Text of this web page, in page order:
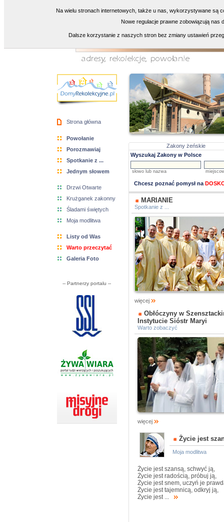
Strona główna
Powołanie
Porozmawiaj
Spotkanie z ...
Jednym słowem
Drzwi Otwarte
Krużganek zakonny
Śladami świętych
Moja modlitwa
Listy od Was
Warto przeczytać
Galeria Foto
-- Partnerzy portalu --
Zakony żeńskie
Wyszukaj Zakony w Polsce
słowo lub nazwa
Chcesz poznać pomysł na
MARIANIE
Spotkanie z ...
więcej
Obłóczyny w
Instytucie Sióstr Maryi
Warto zobaczyć
więcej
Życie jest
Moja modlitwa
Życie jest szansą, schwyć ją,
Życie jest radością, próbuj ją,
Życie jest snem, uczyń je
Życie jest tajemnicą, odkryj ją,
Życie jest ...
Na wielu stronach internetowych, także u nas, wykorzystywane są
Nowe regulacje prawne zobowiązują nas
Dalsze korzystanie z naszych stron bez zmiany ustawień